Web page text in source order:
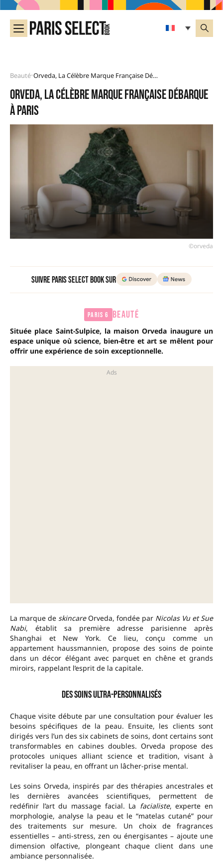
Beauté• Orveda, La Célèbre Marque Française Débarque À Paris
Orveda, la célèbre marque Française débarque
à Paris
©orveda
Suivre Paris Select Book sur
Paris 6 BEAUTÉ
Située place Saint-Sulpice, la maison Orveda inaugure un
espace unique où science, bien-être et art se mêlent pour
offrir une expérience de soin exceptionnelle.
La marque de skincareOrveda, fondée par Nicolas Vu et Sue
Nabi, établit sa première adresse parisienne après
Shanghai et New York. Ce lieu, conçu comme un
appartement haussmannien, propose des soins de pointe
dans un décor élégant avec parquet en chêne et grands
miroirs, rappelant l’esprit de la capitale.
Des soins ultra-personnalisés
Chaque visite débute par une consultation pour évaluer les
besoins spécifiques de la peau. Ensuite, les clients sont
dirigés vers l’un des six cabinets de soins, dont certains sont
transformables en cabines doubles. Orveda propose des
protocoles uniques alliant science et tradition, visant à
revitaliser la peau, en offrant un lâcher-prise mental.
Les soins Orveda, inspirés par des thérapies ancestrales et
les dernières avancées scientifiques, permettent de
redéfinir l’art du massage facial. La facialiste, experte en
morphologie, analyse la peau et le “matelas cutané” pour
des traitements sur mesure. Un choix de fragrances
essentielles – anti-stress, zen ou énergisantes – ajoute une
dimension olfactive, plongeant chaque client dans une
ambiance personnalisée.